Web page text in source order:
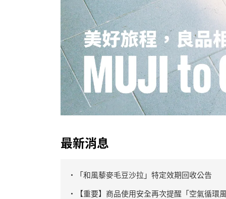
最新消息
・「和風藜麥毛豆沙拉」特定效期回收公告
・【重要】商品使用安全再次提醒「空氣循環